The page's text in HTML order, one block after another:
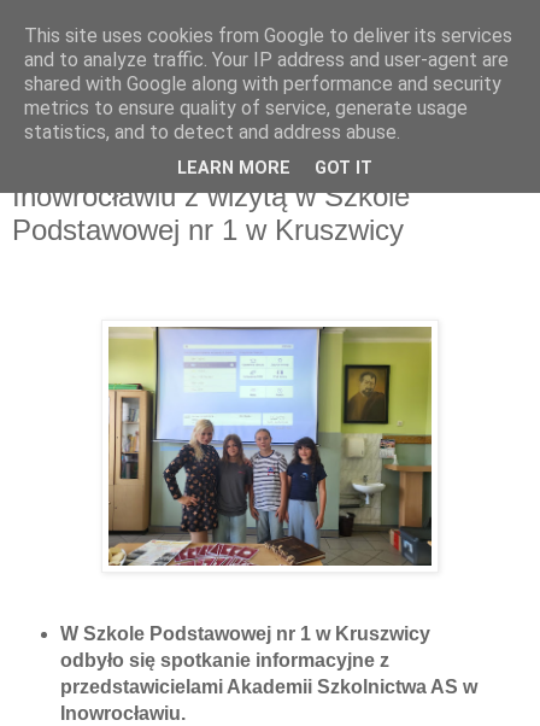
AS Inowrocław
wtorek, 17 czerwca 2025
Akademia Szkolnictwa AS w
Inowrocławiu z wizytą w Szkole
Podstawowej nr 1 w Kruszwicy
W Szkole Podstawowej nr 1 w Kruszwicy
odbyło się spotkanie informacyjne z
przedstawicielami Akademii Szkolnictwa AS w
Inowrocławiu.
This site uses cookies from Google to deliver its services
and to analyze traffic. Your IP address and user-agent are
shared with Google along with performance and security
metrics to ensure quality of service, generate usage
statistics, and to detect and address abuse.
LEARN MORE GOT IT